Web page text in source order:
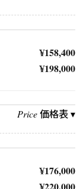
¥158,400
¥198,000
Price価格表 ▾
¥176,000